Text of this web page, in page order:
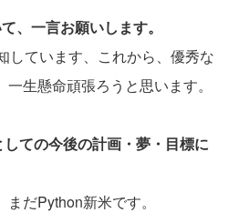
、一言お願いします。
しています、これから、優秀な
生懸命頑張ろうと思います。
ての今後の計画・夢・目標に
だPython新米です。